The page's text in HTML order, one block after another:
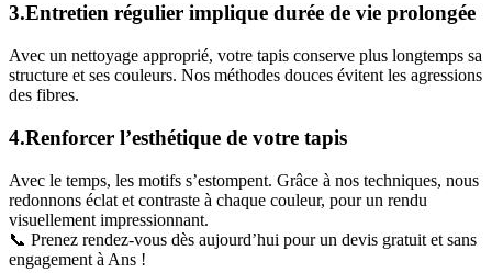
3.Entretien régulier implique durée de vie prolongée
Avec un nettoyage approprié, votre tapis conserve plus longtemps sa
structure et ses couleurs. Nos méthodes douces évitent les agressions
des fibres.
4.Renforcer l’esthétique de votre tapis
Avec le temps, les motifs s’estompent. Grâce à nos techniques, nous
redonnons éclat et contraste à chaque couleur, pour un rendu
visuellement impressionnant.
📞 Prenez rendez-vous dès aujourd’hui pour un devis gratuit et sans
engagement à Ans !